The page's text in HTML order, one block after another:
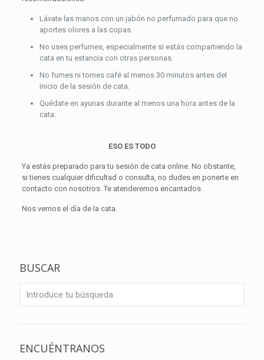
Lávate las manos con un jabón no perfumado para que no
aportes olores a las copas.
No uses perfumes, especialmente si estás compartiendo la
cata en tu estancia con otras personas.
No fumes ni tomes café al menos 30 minutos antes del
inicio de la sesión de cata.
Quédate en ayunas durante al menos una hora antes de la
cata.
ESO ES TODO
Ya estás preparado para tu sesión de cata online. No obstante,
si tienes cualquier dificultad o consulta, no dudes en ponerte en
contacto con nosotros. Te atenderemos encantados.
Nos vemos el día de la cata.
BUSCAR
ENCUÉNTRANOS